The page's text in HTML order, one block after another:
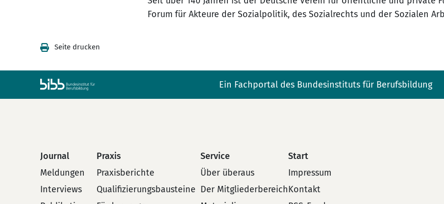
Forum für Akteure der Sozialpolitik, des Sozialrechts und der Sozialen
Seite drucken
Ein Fachportal des Bundesinstituts für Berufsbildung
Journal
Meldungen
Interviews
Praxis
Praxisberichte
Qualifizierungsbausteine
Service
Über überaus
Der Mitgliederbereich
Start
Impressum
Kontakt